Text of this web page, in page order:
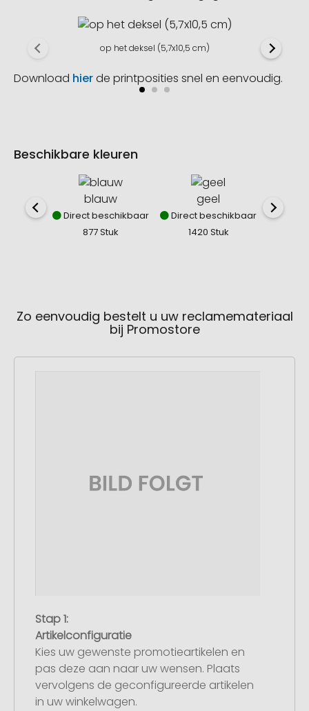
op het deksel (5,7x10,5 cm)
Download hierde printposities snel en eenvoudig.
Beschikbare kleuren
blauw
Direct beschikbaar
877 Stuk
geel
Direct beschikbaar
1420 Stuk
Direct
Zo eenvoudig bestelt u uw reclamemateriaal
bij Promostore
Stap 1:
Artikelconfiguratie
Kies uw gewenste promotieartikelen en
pas deze aan naar uw wensen. Plaats
vervolgens de geconfigureerde artikelen
in uw winkelwagen.